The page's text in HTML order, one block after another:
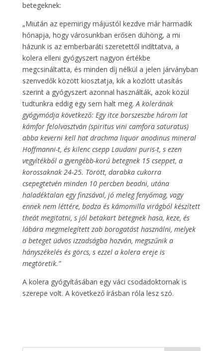
betegeknek:
„Miután az epemirigy májustól kezdve már harmadik
hónapja, hogy városunkban erősen dühöng, a mi
házunk is az emberbaráti szeretettől indíttatva, a
kolera elleni gyógyszert nagyon értékbe
megcsináltatta, és minden díj nélkül a jelen járványban
szenvedők között kiosztatja, kik a közlött utasítás
szerint a gyógyszert azonnal használták, azok közül
tudtunkra eddig egy sem halt meg.A kolerának
gyógymódja következő: Egy itce borszeszbe három lat
kámfor felolvasztván (spiritus vini camfora saturatus)
abba keverni kell hat drachma liquor anodinus mineral
Hoffmanni-t, és kilenc csepp Laudani puris-t, s ezen
vegyítékből a gyengébb-korú betegnek 15 cseppet, a
korossaknak 24-25. Törött, darabka cukorra
csepegtetvén minden 10 percben beadni, utána
haladéktalan egy finzsával, jó meleg fenyőmag, vagy
ennek nem léttére, bodza és kámomilla virágból készített
theát megitatni, s jól betakart betegnek hasa, keze, és
lábára megmelegített zab borogatást használni, melyek
a beteget üdvös izzadságba hozván, megszűnik a
hányszékelés és görcs, s ezzel a kolera ereje is
megtöretik.”
A kolera gyógyításában egy váci csodadoktornak is
szerepe volt. A következő írásban róla lesz szó.